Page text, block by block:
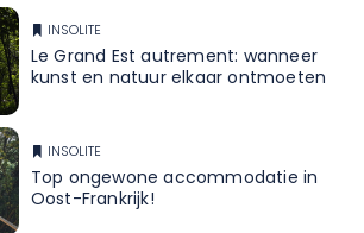
INSOLITE
Le Grand Est autrement: wanneer
kunst en natuur elkaar ontmoeten
INSOLITE
Top ongewone accommodatie in
Oost-Frankrijk!